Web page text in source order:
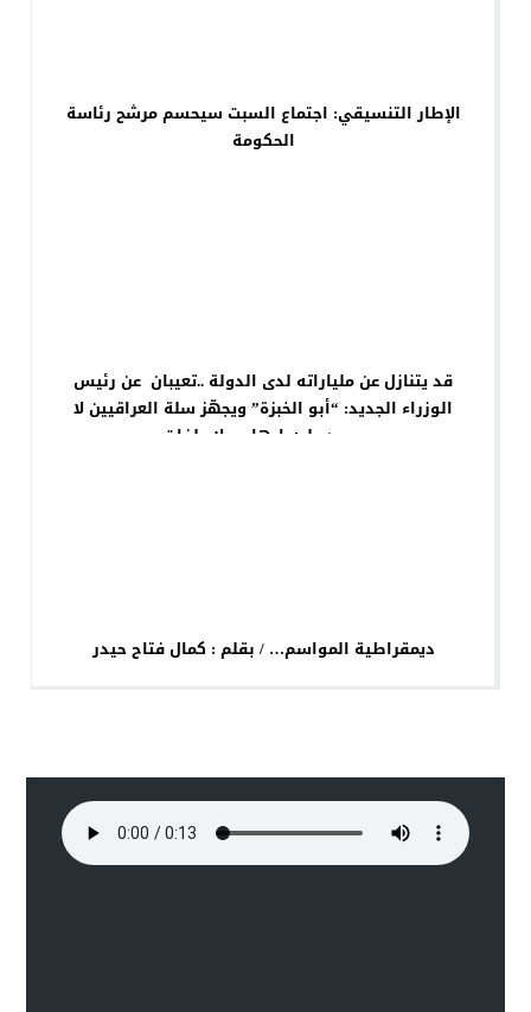
الإطار التنسيقي: اجتماع السبت سيحسم مرشح رئاسة
الحكومة
قد يتنازل عن ملياراته لدى الدولة ..تعيبان عن رئيس
الوزراء الجديد: “أبو الخبزة” ويجهّز سلة العراقيين لا
يوجد عليه إرهاب ولا ملفات
ديمقراطية المواسم… / بقلم : كمال فتاح حيدر